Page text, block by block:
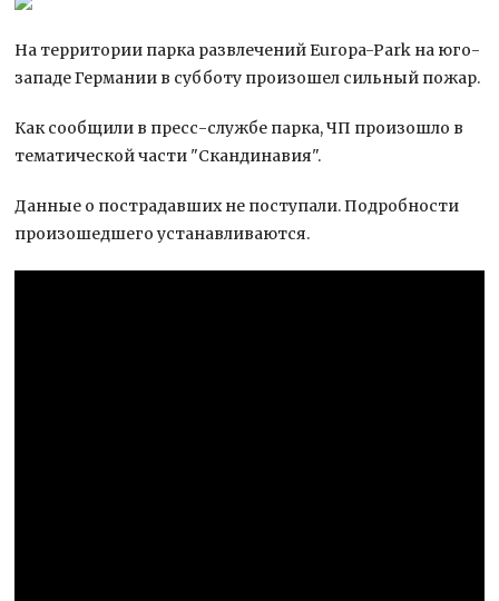
На территории парка развлечений Europa-Park на юго-
западе Германии в субботу произошел сильный пожар.
Как сообщили в пресс-службе парка, ЧП произошло в
тематической части "Скандинавия".
Данные о пострадавших не поступали. Подробности
произошедшегоустанавливаются.